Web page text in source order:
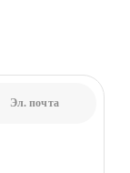
Эл. почта